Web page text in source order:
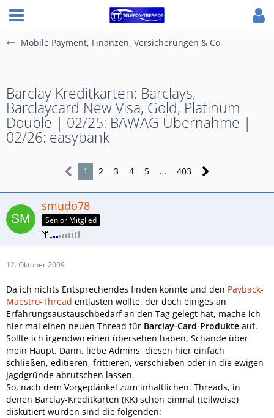
Mobile Payment, Finanzen, Versicherungen & Co
Barclay Kreditkarten: Barclays,
Barclaycard New Visa, Gold, Platinum
Double | 02/25: BAWAG Übernahme |
02/26: easybank
1 2 3 4 5 … 403
smudo78
Senior Mitglied
12. Oktober 2009
Da ich nichts Entsprechendes finden konnte und den Payback-
Maestro-Thread entlasten wollte, der doch einiges an
Erfahrungsaustauschbedarf an den Tag gelegt hat, mache ich
hier mal einen neuen Thread für Barclay-Card-Produkte auf.
Sollte ich irgendwo einen übersehen haben, Schande über
mein Haupt. Dann, liebe Admins, diesen hier einfach
schließen, editieren, frittieren, verschieben oder in die ewigen
Jagdgründe abrutschen lassen.
So, nach dem Vorgeplänkel zum inhaltlichen. Threads, in
denen Barclay-Kreditkarten (KK) schon einmal (teilweise)
diskutiert wurden sind die folgenden: